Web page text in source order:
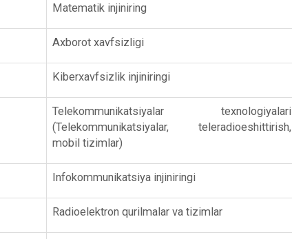
Matematik injiniring
Axborot xavfsizligi
Kiberxavfsizlik injiniringi
Telekommunikatsiyalar texnologiyalari
(Telekommunikatsiyalar, teleradioeshittirish,
mobil tizimlar)
Infokommunikatsiya injiniringi
Radioelektron qurilmalar va tizimlar